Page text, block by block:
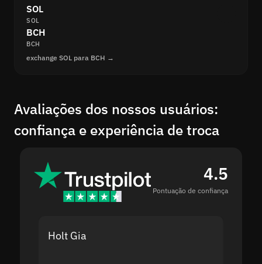
SOL
SOL
BCH
BCH
exchange SOL para BCH →
Avaliações dos nossos usuários:
confiança e experiência de troca
4.5
Pontuação de confiança
Holt Gia